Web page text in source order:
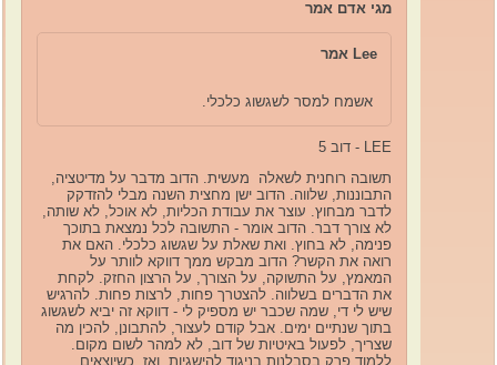
מגי אדם אמר
Lee אמר
אשמח למסר לשגשוג כלכלי.
LEE - דוב 5
תשובה רוחנית לשאלה מעשית. הדוב מדבר על מדיטציה,
התבוננות, שלווה. הדוב ישן מחצית השנה מבלי להזדקק
לדבר מבחוץ. עוצר את עבודת הכליות, לא אוכל, לא שותה,
לא צורך דבר. הדוב אומר - התשובה לכל נמצאת בתוכך
פנימה, לא בחוץ. ואת שאלת על שגשוג כלכלי. האם את
רואה את הקשר? הדוב מבקש ממך דווקא לוותר על
המאמץ, על התשוקה, על הצורך, על הרצון החזק. לקחת
את הדברים בשלווה. להצטרך פחות, לרצות פחות. להרגיש
שיש לי די, שמה שכבר יש מספיק לי - דווקא זה יביא לשגשוג
בתוך שנתיים ימים. אבל קודם לעצור, להתבונן, להכין מה
שצריך, לפעול באיטיות של דוב, לא למהר לשום מקום.
ללמוד פרק בסבלנות בניגוד להישגיות. ואז, כשיוצאים